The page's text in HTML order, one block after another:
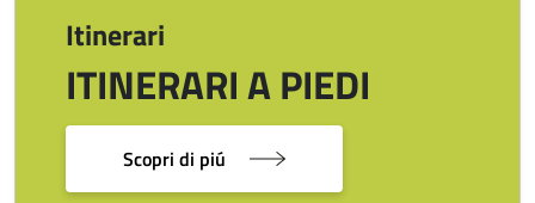
Itinerari
ITINERARI A PIEDI
Scopri di piú